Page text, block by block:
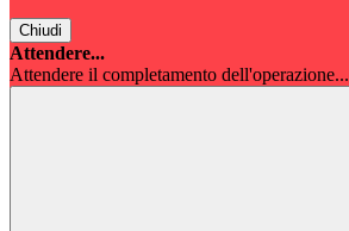
Chiudi
Attendere...
Attendere il completamento dell'operazione...